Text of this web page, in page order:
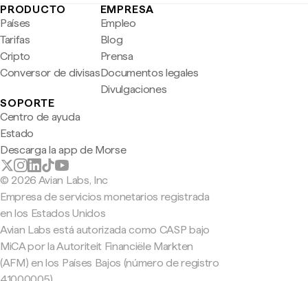
PRODUCTO
Países
Tarifas
Cripto
Conversor de divisas
EMPRESA
Empleo
Blog
Prensa
Documentos legales
Divulgaciones
SOPORTE
Centro de ayuda
Estado
Descarga la app de Morse
© 2026 Avian Labs, Inc
Empresa de servicios monetarios registrada
en los Estados Unidos
Avian Labs está autorizada como CASP bajo
MiCA por la Autoriteit Financiële Markten
(AFM) en los Países Bajos (número de registro